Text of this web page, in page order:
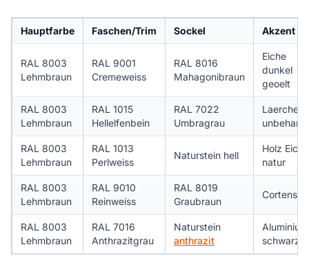
Hauptfarbe Faschen/Trim Sockel Akzent
RAL 8003
Lehmbraun
RAL 9001
Cremeweiss
RAL 8016
Mahagonibraun
Eiche
dunkel
geoelt
RAL 8003
Lehmbraun
RAL 1015
Hellelfenbein
RAL 7022
Umbragrau
Laerche
RAL 8003
Lehmbraun
RAL 1013
Perlweiss
Naturstein hell
Holz Eiche
natur
RAL 8003
Lehmbraun
RAL 9010
Reinweiss
RAL 8019
Graubraun
RAL 8003
Lehmbraun
RAL 7016
Anthrazitgrau
Naturstein
anthrazit
Aluminium
schwarz